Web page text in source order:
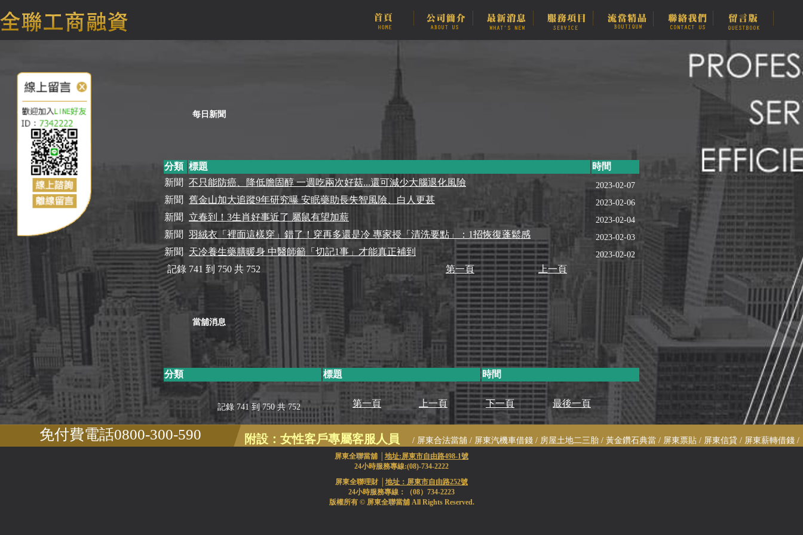
每日新聞
分類 標題
時間
新聞
不只能防癌、降低膽固醇 一週吃兩次好菇...還可減少大腦退化風險 2023-02-07
新聞 舊金山加大追蹤9年研究曝 安眠藥助長失智風險、白人更甚 2023-02-06
新聞 立春到！3生肖好事近了 屬鼠有望加薪 2023-02-04
新聞 羽絨衣「裡面這樣穿」錯了！穿再多還是冷 專家授「清洗要點」：1招恢復蓬鬆感 2023-02-03
新聞 天冷養生藥膳暖身 中醫師籲「切記1事」才能真正補到 2023-02-02
記錄 741 到 750 共 752 第一頁 上一頁
當舖消息
分類 標題 時間
記錄 741 到 750 共 752 第一頁 上一頁 下一頁 最後一頁
免付費電話0800-300-590 附設：女性客戶專屬客服人員
/ 屏東合法當舖 / 屏東汽機車借錢 / 房屋土地二三胎 / 黃金鑽石典當 / 屏東票貼 / 屏東信貸 / 屏東薪轉借錢 /
屏東全聯當舖 │ 地址:屏東市自由路498-1號
24小時服務專線:(08)-734-2222
屏東全聯理財 │ 地址：屏東市自由路252號
24小時服務專線：（08）734-2223
版權所有 © 屏東全聯當舖 All Rights Reserved.